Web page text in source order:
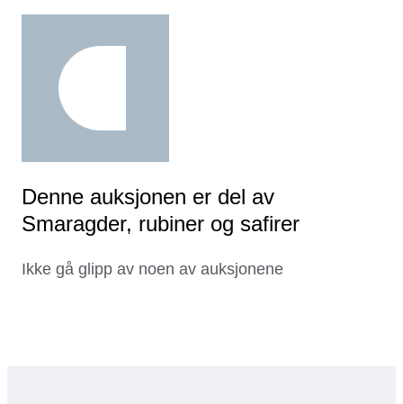
Denne auksjonen er del av
Smaragder, rubiner og safirer
Ikke gå glipp av noen av auksjonene